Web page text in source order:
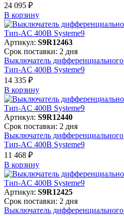
24 095 ₽
В корзинy
Артикул: S9R12463
Срок поставки: 2 дня
Выключатель
Тип-AC 400В Systeme9
14 335 ₽
В корзинy
Артикул: S9R12440
Срок поставки: 2 дня
Выключатель
Тип-AC 400В Systeme9
11 468 ₽
В корзинy
Артикул: S9R12425
Срок поставки: 2 дня
Выключатель